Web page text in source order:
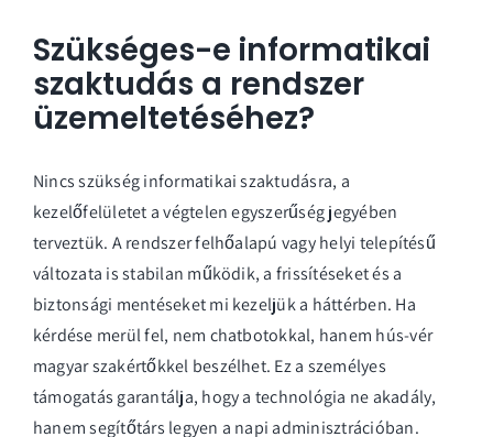
Szükséges-e informatikai
szaktudás a rendszer
üzemeltetéséhez?
Nincs szükség informatikai szaktudásra, a
kezelőfelületet a végtelen egyszerűség jegyében
terveztük. A rendszer felhőalapú vagy helyi telepítésű
változata is stabilan működik, a frissítéseket és a
biztonsági mentéseket mi kezeljük a háttérben. Ha
kérdése merül fel, nem chatbotokkal, hanem hús-vér
magyar szakértőkkel beszélhet. Ez a személyes
támogatás garantálja, hogy a technológia ne akadály,
hanem segítőtárs legyen a napi adminisztrációban.